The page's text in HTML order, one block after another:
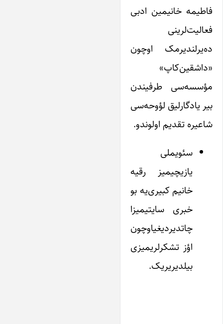
فاطیمه خانیمین ادبی
فعالیت‌لرینی
ده‌یرلندیرمک اوچون
«داشقین‌کاپ»
مؤسسه‌سی طرفیندن
بیر یادگارلیق لؤوحه‌سی
شاعیره تقدیم اولوندو.
سئویملی
یازیچیمیز رقیه
خانیم کبیری‌یه بو
خبری سایتیمیزا
چاتدیردیغیاوچون
اؤز تشکرلریمیزی
بیلدیریریک.